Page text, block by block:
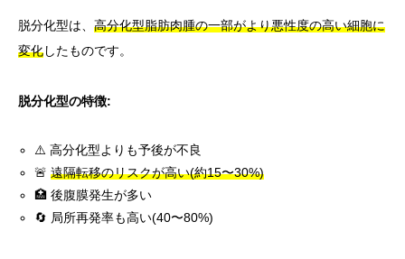
脱分化型は、 高分化型脂肪肉腫の一部がより悪性度の高い細胞に
変化したものです。
脱分化型の特徴:
⚠️ 高分化型よりも予後が不良
🚨遠隔転移のリスクが高い(約15〜30%)
🏥 後腹膜発生が多い
🔄 局所再発率も高い(40〜80%)